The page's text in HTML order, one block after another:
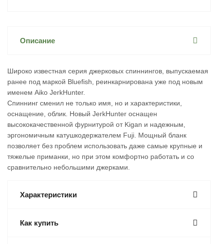
Описание
Широко известная серия джерковых спиннингов, выпускаемая
ранее под маркой Bluefish, реинкарнирована уже под новым
именем Aiko JerkHunter.
Спиннинг сменил не только имя, но и характеристики,
оснащение, облик. Новый JerkHunter оснащен
высококачественной фурнитурой от Kigan и надежным,
эргономичным катушкодержателем Fuji. Мощный бланк
позволяет без проблем использовать даже самые крупные и
тяжелые приманки, но при этом комфортно работать и со
сравнительно небольшими джерками.
Характеристики
Как купить